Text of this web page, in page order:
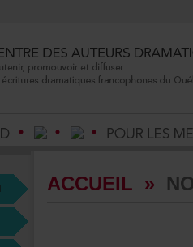
ACCUEIL »